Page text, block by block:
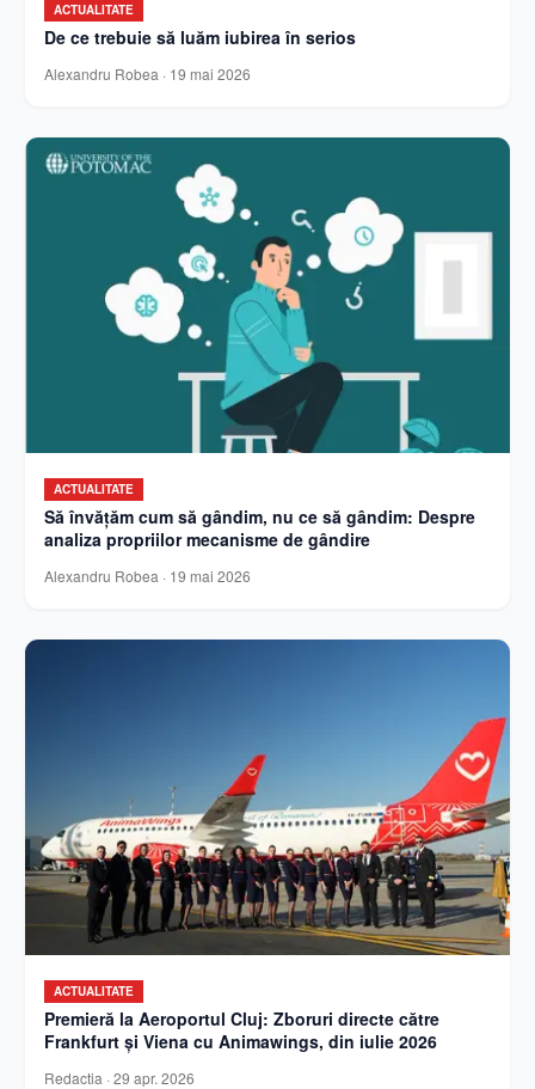
ACTUALITATE
De ce trebuie să luăm iubirea în serios
Alexandru Robea · 19 mai 2026
ACTUALITATE
Să învățăm cum să gândim, nu ce să gândim: Despre
analiza propriilor mecanisme de gândire
Alexandru Robea · 19 mai 2026
ACTUALITATE
Premieră la Aeroportul Cluj: Zboruri directe către
Frankfurt și Viena cu Animawings, din iulie 2026
Redactia · 29 apr. 2026